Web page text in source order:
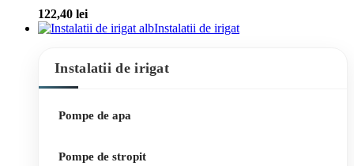
122,40 lei
Instalatii de irigat
Instalatii de irigat
Pompe de apa
Pompe de stropit